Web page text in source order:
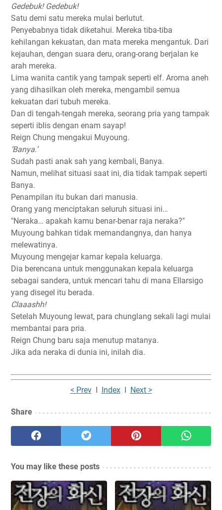
Gedebuk! Gedebuk!
Satu demi satu mereka mulai berlutut.
Penyebabnya tidak diketahui. Mereka tiba-tiba
kehilangan kekuatan, dan mata mereka mengantuk. Dari
kejauhan, dengan suara deru, orang-orang berjalan ke
arah mereka.
Lima wanita cantik yang tampak seperti elf. Aroma aneh
yang dihasilkan oleh mereka, mengambil semua
kekuatan dari tubuh mereka.
Dan di tengah-tengah mereka, seorang pria yang tampak
seperti iblis dengan enam sayap!
Reign Chung mengakui Muyoung.
‘Banya.’
Sudah pasti anak sah yang kembali, Banya.
Namun, melihat situasi saat ini, dia tidak tampak seperti
Banya.
Penampilan itu bukan dari manusia.
Orang yang menciptakan seluruh situasi ini…
"Neraka… apakah kamu benar-benar raja neraka?"
Muyoung bahkan tidak memandangnya, dan hanya
melewatinya.
Muyoung mengejar kamar kepala keluarga.
Dia berencana untuk menggunakan kepala keluarga
sebagai sandera, untuk mencari tahu di mana Ellarsigo
yang disegel itu berada.
Claaashh!
Setelah Muyoung lewat, para chunglang sekali lagi mulai
membantai para pria.
Reign Chung baru saja menutup matanya.
Jika ada neraka di dunia ini, inilah dia.
< PrevI IndexI Next >
Share
You may like these posts